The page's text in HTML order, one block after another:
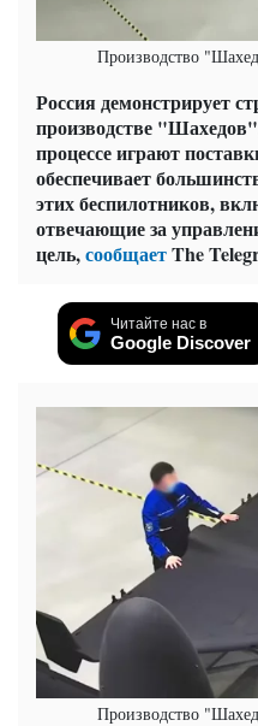
Производство
Россия демонстрирует
производстве
процессе играют
обеспечивает
этих беспилотников,
отвечающие за
цель,сообщаетThe
Читайте нас в
Google Discover
Производство